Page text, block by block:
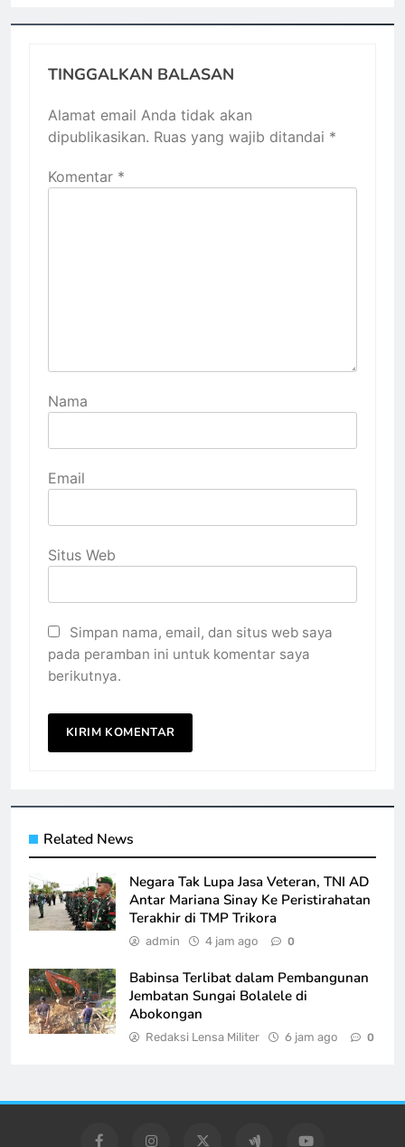
TINGGALKAN BALASAN
Alamat email Anda tidak akan
dipublikasikan. Ruas yang wajib ditandai *
Komentar *
Nama
Email
Situs Web
Simpan nama, email, dan situs web saya
pada peramban ini untuk komentar saya
berikutnya.
Related News
Negara Tak Lupa Jasa Veteran, TNI AD
Antar Mariana Sinay Ke Peristirahatan
Terakhir di TMP Trikora
admin 4 jam ago 0
Babinsa Terlibat dalam Pembangunan
Jembatan Sungai Bolalele di
Abokongan
Redaksi Lensa Militer 6 jam ago 0